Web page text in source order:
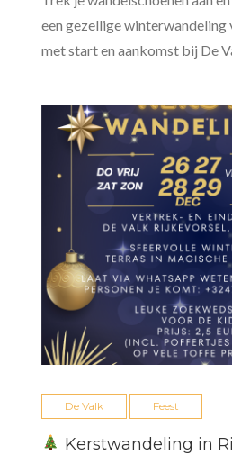
een gezellige winterwandeling
met start en aankomst bij De
De Valk Feest
Kerstwandeling in